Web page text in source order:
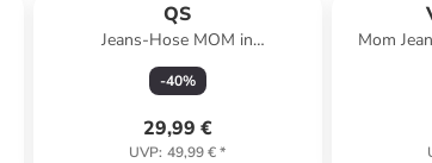
QS
Jeans-Hose MOM in
98Z2_dunkelgrau
-40%
29,99 €
UVP: 49,99 €*
Mom